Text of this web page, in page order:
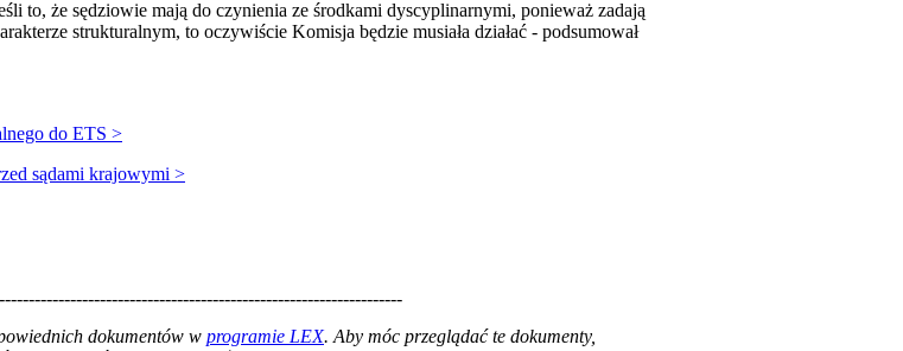
to, że sędziowie mają do czynienia ze środkami dyscyplinarnymi, ponieważ zadają
strukturalnym, to oczywiście Komisja będzie musiała działać - podsumował
do ETS >
sądami krajowymi >
dokumentów w programie LEX. Aby móc przeglądać te dokumenty,